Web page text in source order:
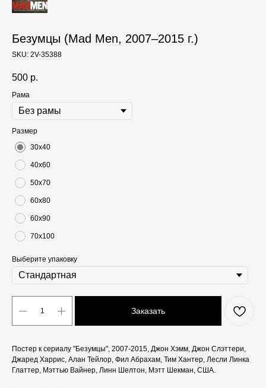
Безумцы (Mad Men, 2007–2015 г.)
SKU: 2V-35388
500 р.
Рама
Размер
30х40
40х60
50х70
60х80
60х90
70х100
Выберите упаковку
Заказать
Постер к сериалу "Безумцы", 2007-2015, Джон Хэмм, Джон Слэттери,
Джаред Харрис, Алан Тейлор, Фил Абрахам, Тим Хантер, Лесли Линка
Глаттер, Мэттью Вайнер, Линн Шелтон, Мэтт Шекман, США.